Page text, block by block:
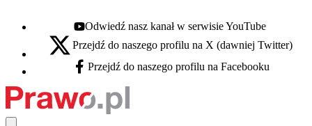
Youtube - otwiera się w nowej karcie
Odwiedź nasz kanał w serwisie YouTube
X - otwiera się w nowej karcie
Przejdź do naszego profilu na X (dawniej Twitter)
Facebook - otwiera się w nowej karcie
Przejdź do naszego profilu na Facebooku